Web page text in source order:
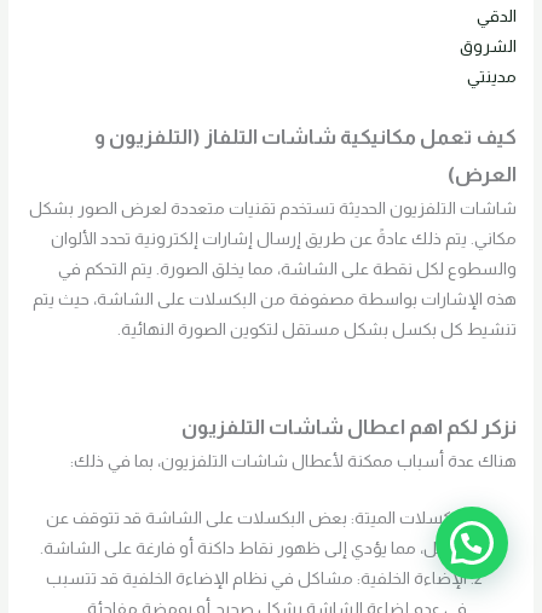
الدقي
الشروق
مدينتي
كيف تعمل مكانيكية شاشات التلفاز (التلفزيون و
العرض)
شاشات التلفزيون الحديثة تستخدم تقنيات متعددة لعرض الصور بشكل
مكاني. يتم ذلك عادةً عن طريق إرسال إشارات إلكترونية تحدد الألوان
والسطوع لكل نقطة على الشاشة، مما يخلق الصورة. يتم التحكم في
هذه الإشارات بواسطة مصفوفة من البكسلات على الشاشة، حيث يتم
تنشيط كل بكسل بشكل مستقل لتكوين الصورة النهائية.
نزكر لكم اهم اعطال شاشات التلفزيون
هناك عدة أسباب ممكنة لأعطال شاشات التلفزيون، بما في ذلك:
البكسلات الميتة: بعض البكسلات على الشاشة قد تتوقف عن
العمل، مما يؤدي إلى ظهور نقاط داكنة أو فارغة على الشاشة.
الإضاءة الخلفية: مشاكل في نظام الإضاءة الخلفية قد تتسبب
في عدم إضاءة الشاشة بشكل صحيح أو بومضة مفاجئة.